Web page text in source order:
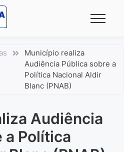
Município realiza
Audiência Pública sobre a
Política Nacional Aldir
Blanc (PNAB)
Audiência
a Política